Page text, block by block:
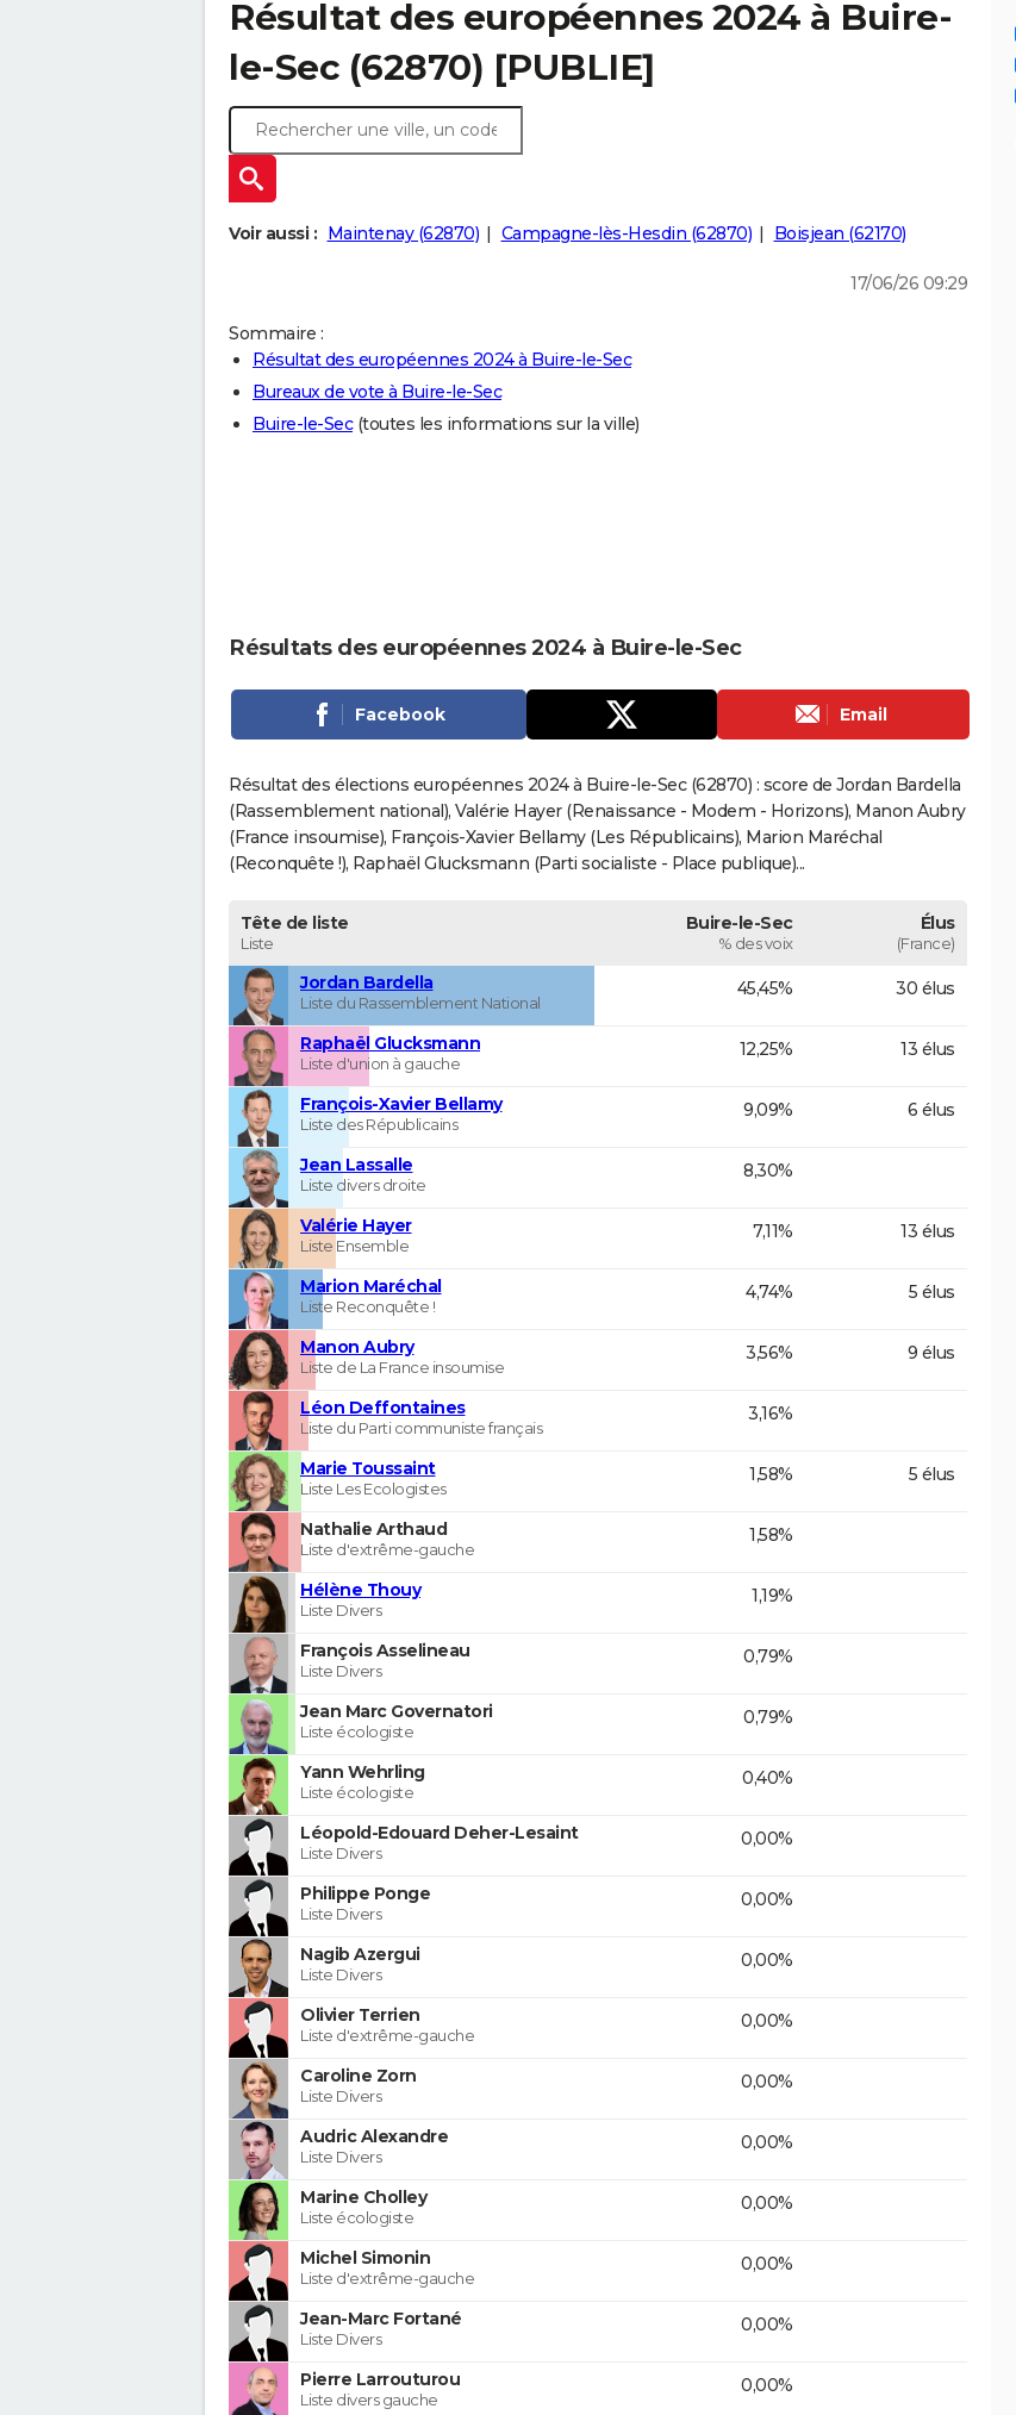
Résultat des européennes 2024 à Buire-
le-Sec (62870) [PUBLIE]
Voir aussi : Maintenay (62870) Campagne-lès-Hesdin (62870) Boisjean (62170)
17/06/26 09:29
Sommaire :
Résultat des européennes 2024 à Buire-le-Sec
Bureaux de vote à Buire-le-Sec
Buire-le-Sec(toutes les informations sur la ville)
Résultats des européennes 2024 à Buire-le-Sec
Facebook Email
Résultat des élections européennes 2024 à Buire-le-Sec (62870) : score de Jordan Bardella
(Rassemblement national), Valérie Hayer (Renaissance - Modem - Horizons), Manon Aubry
(France insoumise), François-Xavier Bellamy (Les Républicains), Marion Maréchal
(Reconquête !), Raphaël Glucksmann (Parti socialiste - Place publique)...
Tête de liste
Liste
Buire-le-Sec
% des voix
Élus
(France)
Jordan Bardella
Liste du Rassemblement National
45,45% 30 élus
Raphaël Glucksmann
Liste d'union à gauche
12,25% 13 élus
François-Xavier Bellamy
Liste des Républicains
9,09% 6 élus
Jean Lassalle
Liste divers droite
8,30%
Valérie Hayer
Liste Ensemble
7,11% 13 élus
Marion Maréchal
Liste Reconquête !
4,74% 5 élus
Manon Aubry
Liste de La France insoumise
3,56% 9 élus
Léon Deffontaines
Liste du Parti communiste français
3,16%
Marie Toussaint
Liste Les Ecologistes
1,58% 5 élus
Nathalie Arthaud
Liste d'extrême-gauche
1,58%
Hélène Thouy
Liste Divers
1,19%
François Asselineau
Liste Divers
0,79%
Jean Marc Governatori
Liste écologiste
0,79%
Yann Wehrling
Liste écologiste
0,40%
Léopold-Edouard Deher-Lesaint
Liste Divers
0,00%
Philippe Ponge
Liste Divers
0,00%
Nagib Azergui
Liste Divers
0,00%
Olivier Terrien
Liste d'extrême-gauche
0,00%
Caroline Zorn
Liste Divers
0,00%
Audric Alexandre
Liste Divers
0,00%
Marine Cholley
Liste écologiste
0,00%
Michel Simonin
Liste d'extrême-gauche
0,00%
Jean-Marc Fortané
Liste Divers
0,00%
Pierre Larrouturou
Liste divers gauche
0,00%